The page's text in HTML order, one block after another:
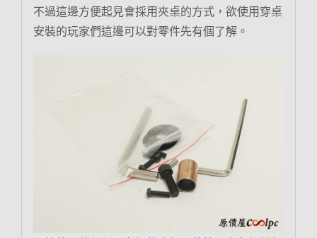
不過這邊方便起見會採用夾桌的方式，欲使用穿桌
安裝的玩家們這邊可以對零件先有個了解。